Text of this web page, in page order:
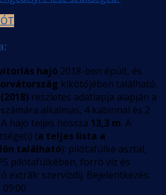
hajó 2018-ben épült, és
kikötőjében található.
részletes adatlapja alapján a
alkalmas, 4 kabinnal és 2
hajó teljes hossza 13,3 m. A
(a teljes lista a
található): pilótafülke asztal,
pilótafülkében, forró víz és
extrák: szervízdíj. Bejelentkezés: